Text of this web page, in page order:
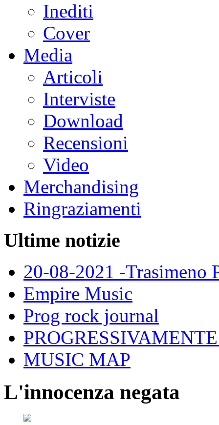
Inediti
Cover
Media
Articoli
Interviste
Download
Recensioni
Video
Merchandising
Ringraziamenti
Ultime notizie
20-08-2021 -Trasimeno
Empire Music
Prog rock journal
MUSIC MAP
L'innocenza negata